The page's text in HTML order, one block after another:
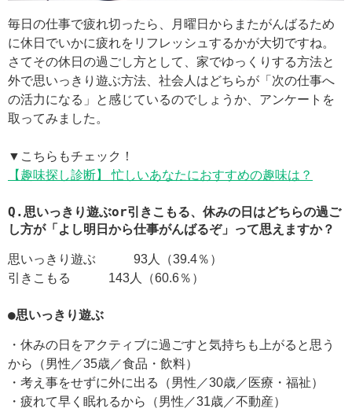
毎日の仕事で疲れ切ったら、月曜日からまたがんばるため
に休日でいかに疲れをリフレッシュするかが大切ですね。
さてその休日の過ごし方として、家でゆっくりする方法と
外で思いっきり遊ぶ方法、社会人はどちらが「次の仕事へ
の活力になる」と感じているのでしょうか、アンケートを
取ってみました。
▼こちらもチェック！
【趣味探し診断】 忙しいあなたにおすすめの趣味は？
Q.思いっきり遊ぶor引きこもる、休みの日はどちらの過ご
し方が「よし明日から仕事がんばるぞ」って思えますか？
思いっきり遊ぶ 93人（39.4％）
引きこもる 143人（60.6％）
●思いっきり遊ぶ
・休みの日をアクティブに過ごすと気持ちも上がると思う
から（男性／35歳／食品・飲料）
・考え事をせずに外に出る（男性／30歳／医療・福祉）
・疲れて早く眠れるから（男性／31歳／不動産）